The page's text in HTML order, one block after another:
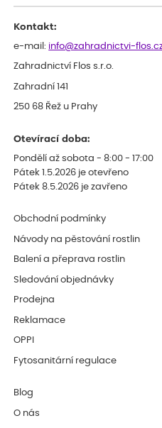
Kontakt:
e-mail: info@zahradnictvi-
Zahradnictví Flos s.r.o.
Zahradní 141
250 68 Řež u Prahy
Otevírací doba:
Pondělí až sobota - 8:00 - 17:00
Pátek 1.5.2026 je otevřeno
Pátek 8.5.2026 je zavřeno
Obchodní podmínky
Návody na pěstování rostlin
Balení a přeprava rostlin
Sledování objednávky
Prodejna
Reklamace
OPPI
Fytosanitární regulace
Blog
O nás